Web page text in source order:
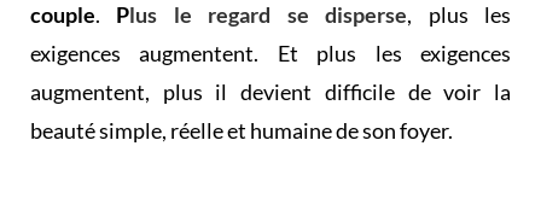
couple. Plus le regard se disperse, plus les
exigences augmentent. Et plus les exigences
augmentent, plus il devient difficile de voir la
beauté simple, réelle et humaine de son foyer.